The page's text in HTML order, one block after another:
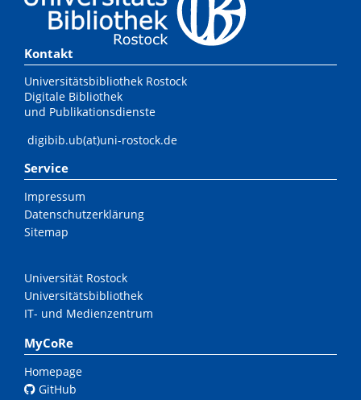
Kontakt
Universitätsbibliothek Rostock
Digitale Bibliothek
und Publikationsdienste
digibib.ub(at)uni-rostock.de
Service
Impressum
Datenschutzerklärung
Sitemap
Universität Rostock
Universitätsbibliothek
IT- und Medienzentrum
MyCoRe
Homepage
GitHub